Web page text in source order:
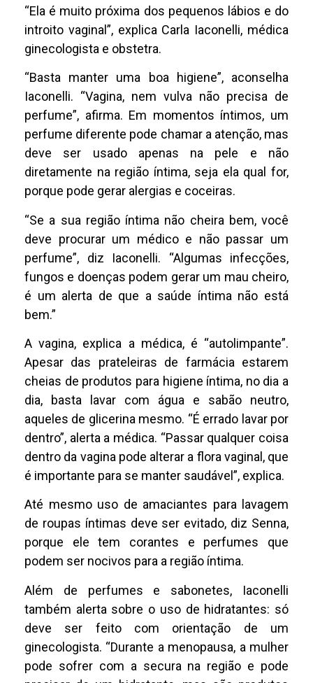
“Ela é muito próxima dos pequenos lábios e do
introito vaginal”, explica Carla Iaconelli, médica
ginecologista e obstetra.
“Basta manter uma boa higiene”, aconselha
Iaconelli. “Vagina, nem vulva não precisa de
perfume”, afirma. Em momentos íntimos, um
perfume diferente pode chamar a atenção, mas
deve ser usado apenas na pele e não
diretamente na região íntima, seja ela qual for,
porque pode gerar alergias e coceiras.
“Se a sua região íntima não cheira bem, você
deve procurar um médico e não passar um
perfume”, diz Iaconelli. “Algumas infecções,
fungos e doenças podem gerar um mau cheiro,
é um alerta de que a saúde íntima não está
bem.”
A vagina, explica a médica, é “autolimpante”.
Apesar das prateleiras de farmácia estarem
cheias de produtos para higiene íntima, no dia a
dia, basta lavar com água e sabão neutro,
aqueles de glicerina mesmo. “É errado lavar por
dentro”, alerta a médica. “Passar qualquer coisa
dentro da vagina pode alterar a flora vaginal, que
é importante para se manter saudável”, explica.
Até mesmo uso de amaciantes para lavagem
de roupas íntimas deve ser evitado, diz Senna,
porque ele tem corantes e perfumes que
podem ser nocivos para a região íntima.
Além de perfumes e sabonetes, Iaconelli
também alerta sobre o uso de hidratantes: só
deve ser feito com orientação de um
ginecologista. “Durante a menopausa, a mulher
pode sofrer com a secura na região e pode